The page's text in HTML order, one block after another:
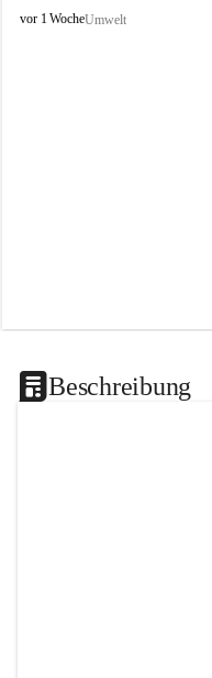
V
vor 1 WocheUmwelt
Beschreibung